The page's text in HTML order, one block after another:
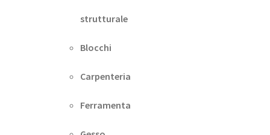
strutturale
Blocchi
Carpenteria
Ferramenta